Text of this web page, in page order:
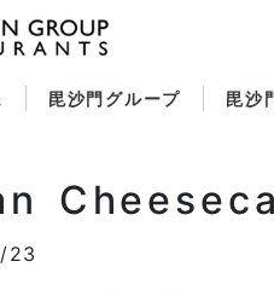
毘沙門グループ 毘沙
23